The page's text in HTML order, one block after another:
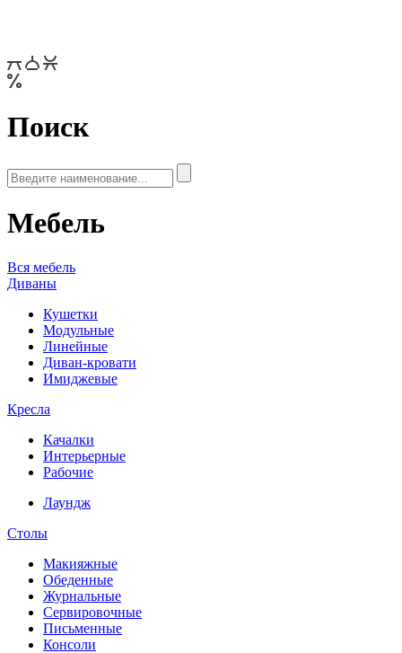
Поиск
Мебель
Вся мебель
Диваны
Кушетки
Модульные
Линейные
Диван-кровати
Имиджевые
Кресла
Качалки
Интерьерные
Рабочие
Лаундж
Столы
Макияжные
Обеденные
Журнальные
Сервировочные
Письменные
Консоли